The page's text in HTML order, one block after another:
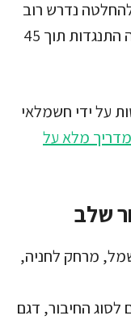
חייב להשיב תוך 25 יום. להחלטה נדרש רוב
של 51% מבעלי הדירות. אם לא הוגשה התנגדות תוך 45
על ידי חשמלאי
מדריך מלא על
שלב
מרחק לחניה,
החיבור, דגם